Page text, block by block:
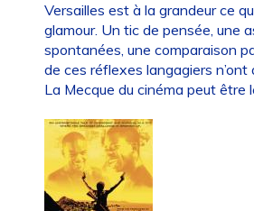
Versailles est à la grandeur ce
glamour. Un tic de pensée, une
spontanées, une comparaison
de ces réflexes langagiers
La Mecque du cinéma peut être